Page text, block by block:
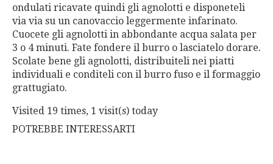
ondulati ricavate quindi gli agnolotti e disponeteli
via via su un canovaccio leggermente infarinato.
Cuocete gli agnolotti in abbondante acqua salata per
3 o 4 minuti. Fate fondere il burro o lasciatelo dorare.
Scolate bene gli agnolotti, distribuiteli nei piatti
individuali e conditeli con il burro fuso e il formaggio
grattugiato.
Visited 19 times, 1 visit(s) today
POTREBBE INTERESSARTI